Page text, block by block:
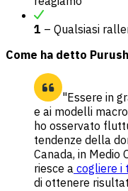
1 – Qualsiasi
Come ha detto
"Essere in
e ai modelli
ho osservato
tendenze della
Canada, in Medio
riesce a cogliere i
di ottenere